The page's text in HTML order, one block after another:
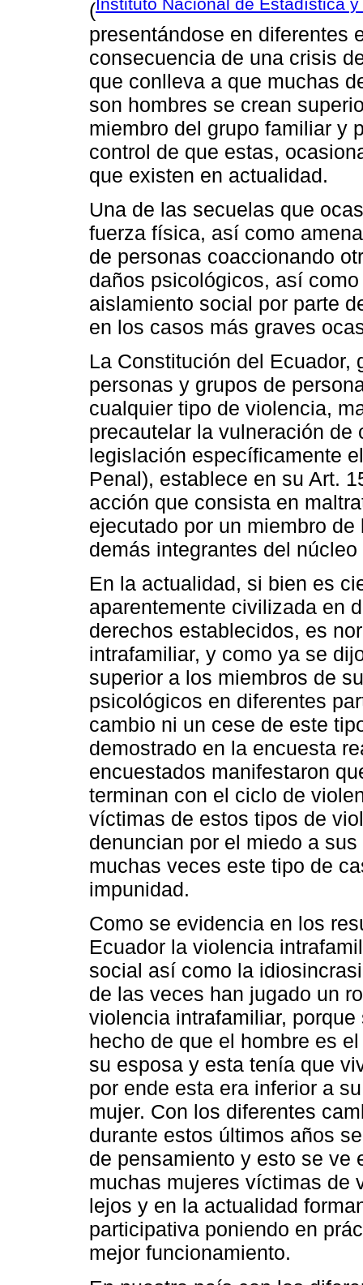
(Instituto Nacional de Estadística
presentándose en diferentes
consecuencia de una crisis
que conlleva a que muchas
son hombres se crean
miembro del grupo familiar y
control de que estas,
que existen en actualidad.
Una de las secuelas que
fuerza física, así como
de personas coaccionando
daños psicológicos, así
aislamiento social por parte
en los casos más graves
La Constitución del Ecuador,
personas y grupos de
cualquier tipo de violencia,
precautelar la vulneración de
legislación específicamente
Penal), establece en su Art.
acción que consista en
ejecutado por un miembro
demás integrantes del núcleo
En la actualidad, si bien es
aparentemente civilizada en
derechos establecidos, es
intrafamiliar, y como ya se
superior a los miembros de
psicológicos en diferentes
cambio ni un cese de este
demostrado en la encuesta
encuestados manifestaron
terminan con el ciclo de
víctimas de estos tipos de
denuncian por el miedo a
muchas veces este tipo de
impunidad.
Como se evidencia en los
Ecuador la violencia
social así como la
de las veces han jugado un
violencia intrafamiliar,
hecho de que el hombre es
su esposa y esta tenía que
por ende esta era inferior a
mujer. Con los diferentes
durante estos últimos años
de pensamiento y esto se ve
muchas mujeres víctimas de
lejos y en la actualidad
participativa poniendo en
mejor funcionamiento.